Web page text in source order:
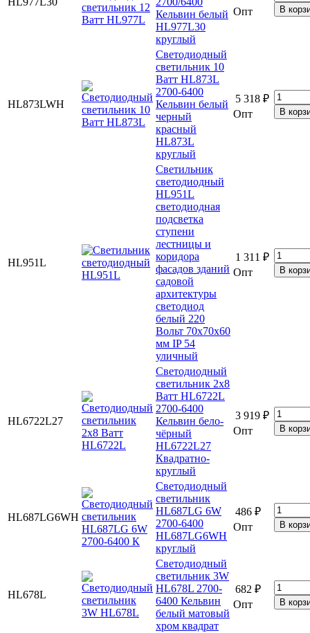
Кельвин белый
HL977L30
круглый
Опт
HL873LWH
Светодиодный
светильник 10
Ватт HL873L
2700-6400
Кельвин белый
черный
красный
HL873L
круглый
5 318 ₽
Опт
HL951L
Светильник
светодиодный
HL951L
светодиодная
подсветка
ступени
лестницы и
коридора
фасадов зданий
садовой
архитектуры
светодиод
белый 220
Вольт 70х70х60
мм IP 54
уличный
1 311 ₽
Опт
HL6722L27
Светодиодный
светильник 2x8
Ватт HL6722L
2700-6400
Кельвин бело-
чёрный
HL6722L27
Квадратно-
круглый
3 919 ₽
Опт
HL687LG6WH
Светодиодный
светильник
HL687LG 6W
2700-6400
HL687LG6WH
круглый
486 ₽
Опт
HL678L
Светодиодный
светильник 3W
HL678L 2700-
6400 Кельвин
белый матовый
хром квадрат
682 ₽
Опт